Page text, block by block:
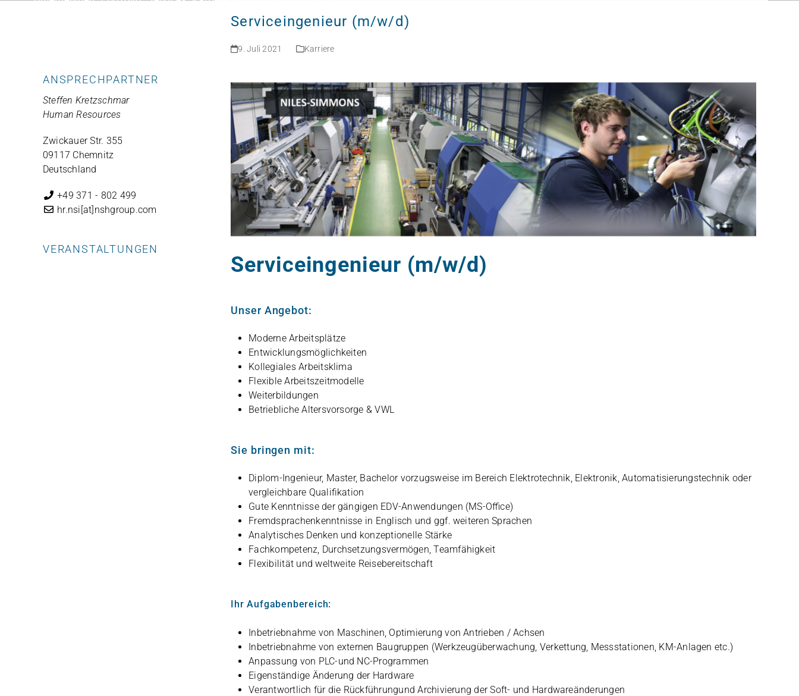
Serviceingenieur (m/w/d)
9. Juli 2021 Karriere
Serviceingenieur (m/w/d)
Unser Angebot:
Moderne Arbeits­plätze
Ent­wick­lungs­mög­lich­kei­ten
Kol­le­gia­les Arbeitsklima
Fle­xi­ble Arbeitszeitmodelle
Wei­ter­bil­dun­gen
Betrieb­li­che Alters­vor­sorge & VWL
Sie bringen mit:
Diplom-Inge­nieur, Mas­ter, Bache­lor vor­zugs­weise im Bereich Elek­tro­tech­nik, Elek­tro­nik, Auto­ma­ti­sie­rungs­tech­nik oder
ver­gleich­bare Qualifikation
Gute Kennt­nisse der gän­gi­gen EDV-Anwen­dun­gen (MS-Office)
Fremd­spra­chen­kennt­nisse in Eng­lisch und ggf. wei­te­ren Sprachen
Ana­ly­ti­sches Den­ken und kon­zep­tio­nelle Stärke
Fach­kom­pe­tenz, Durch­set­zungs­ver­mö­gen, Teamfähigkeit
Fle­xi­bi­li­tät und welt­weite Reisebereitschaft
Ihr Aufgabenbereich:
Inbe­trieb­nahme von Maschi­nen, Opti­mie­rung von Antrie­ben / Achsen
Inbe­trieb­nahme von exter­nen Bau­grup­pen (Werk­zeug­über­wa­chung, Ver­ket­tung, Mess­sta­tio­nen, KM-Anla­gen etc.)
Anpas­sung von PLC-und NC-Programmen
Eigen­stän­dige Ände­rung der Hardware
Ver­ant­wort­lich für die Rück­füh­run­gund Archi­vie­rung der Soft- und Hardwareänderungen
ANSPRECHPARTNER
Steffen Kretzschmar
Human Resources
Zwickauer Str. 355
09117 Chemnitz
Deutschland
+49 371 - 802 499
hr.nsi[at]nshgroup.com
VERANSTALTUNGEN